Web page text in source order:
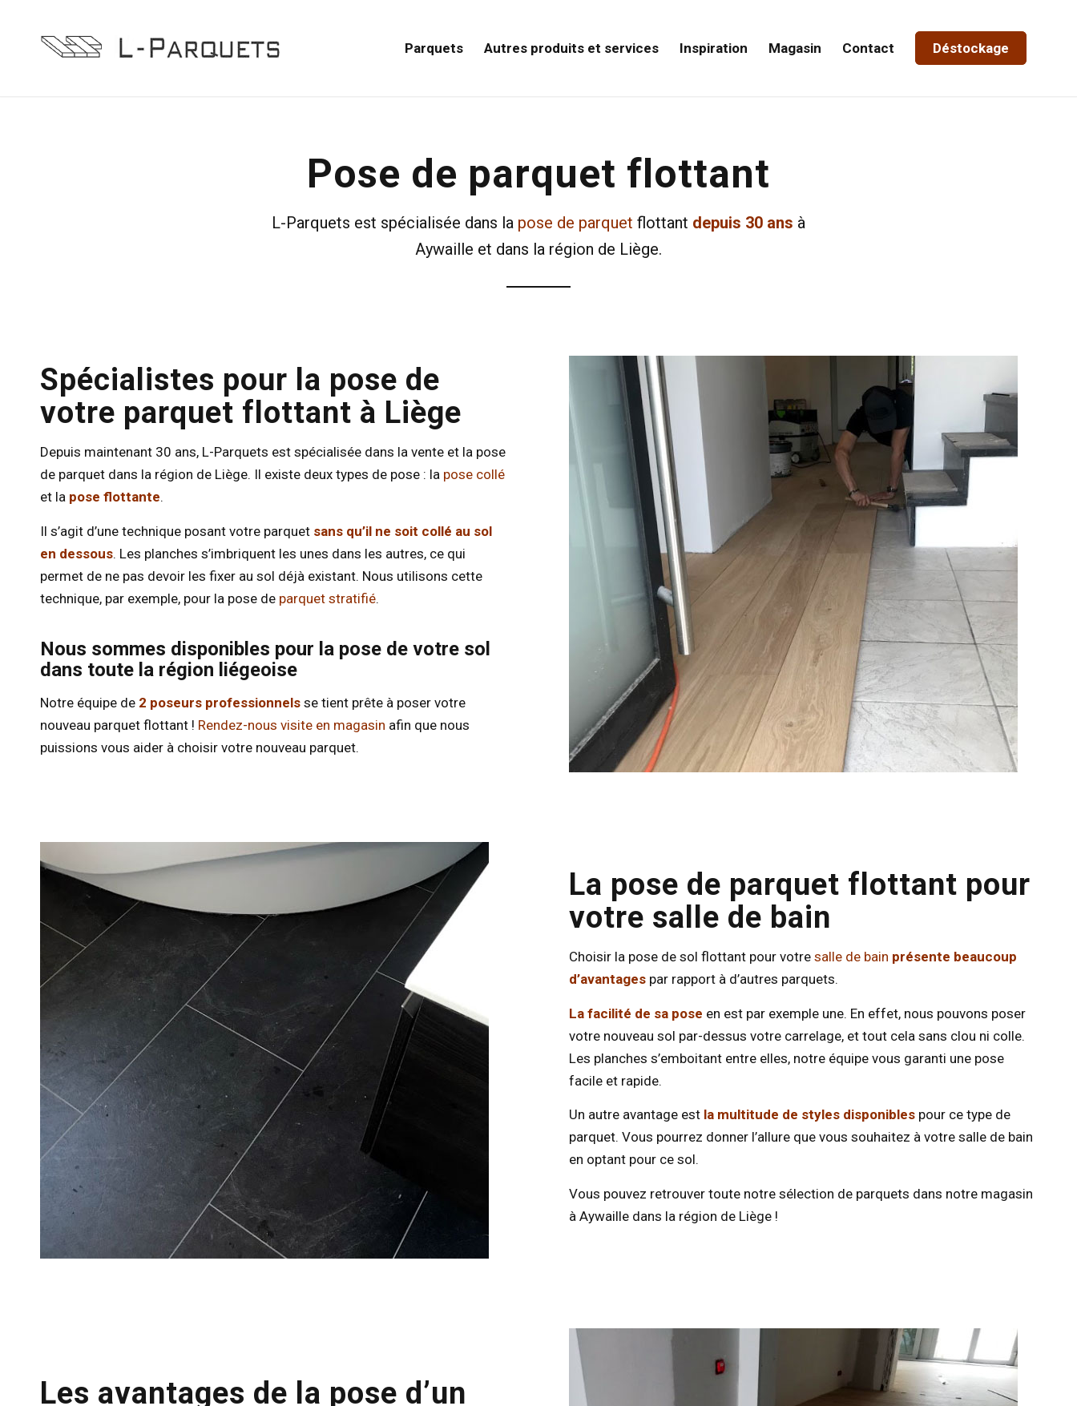
Parquets Autres produits et services Inspiration Magasin Contact Déstockage
Pose de parquet flottant
L-Parquets est spécialisée dans la pose de parquet flottant depuis 30 ans à
Aywaille et dans la région de Liège.
Spécialistes pour la pose de
votre parquet flottant à Liège
Depuis maintenant 30 ans, L-Parquets est spécialisée dans la vente et la pose
de parquet dans la région de Liège. Il existe deux types de pose : la pose collé
et la pose flottante.
Il s’agit d’une technique posant votre parquet sans qu’il ne soit collé au sol
en dessous. Les planches s’imbriquent les unes dans les autres, ce qui
permet de ne pas devoir les fixer au sol déjà existant. Nous utilisons cette
technique, par exemple, pour la pose de parquet stratifié.
Nous sommes disponibles pour la pose de votre sol
dans toute la région liégeoise
Notre équipe de 2 poseurs professionnels se tient prête à poser votre
nouveau parquet flottant ! Rendez-nous visite en magasin afin que nous
puissions vous aider à choisir votre nouveau parquet.
La pose de parquet flottant pour
votre salle de bain
Choisir la pose de sol flottant pour votre salle de bain présente beaucoup
d’avantages par rapport à d’autres parquets.
La facilité de sa pose en est par exemple une. En effet, nous pouvons poser
votre nouveau sol par-dessus votre carrelage, et tout cela sans clou ni colle.
Les planches s’emboitant entre elles, notre équipe vous garanti une pose
facile et rapide.
Un autre avantage est la multitude de styles disponibles pour ce type de
parquet. Vous pourrez donner l’allure que vous souhaitez à votre salle de bain
en optant pour ce sol.
Vous pouvez retrouver toute notre sélection de parquets dans notre magasin
à Aywaille dans la région de Liège !
Les avantages de la pose d’un